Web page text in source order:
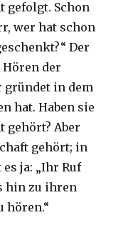
gefolgt. Schon
wer hat schon
Der
Hören der
gründet in dem
hat. Haben sie
Aber
gehört; in
ja: „Ihr Ruf
hin zu ihren
hören.“